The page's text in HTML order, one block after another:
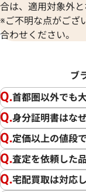
合は、適用対象外と
※ご不明な点がござ
合わせください。
ブ
首都圏以外でも
身分証明書はな
定価以上の値段
査定を依頼した
宅配買取は対応